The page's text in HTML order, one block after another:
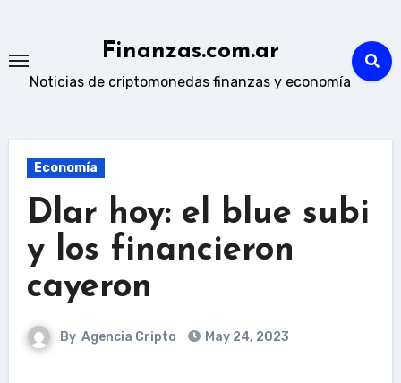
content
Finanzas.com.ar
Noticias de criptomonedas finanzas y economía
Economía
Dlar hoy: el blue subi
y los financieron
cayeron
By Agencia Cripto May 24, 2023